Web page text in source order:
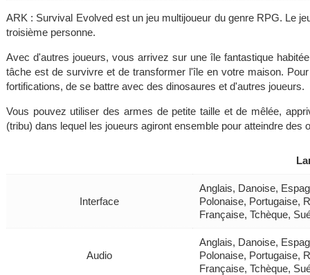
ARK : Survival Evolved est un jeu multijoueur du genre RPG. Le
troisième personne.
Avec d'autres joueurs, vous arrivez sur une île fantastique
tâche est de survivre et de transformer l'île en votre maison.
fortifications, de se battre avec des dinosaures et d'autres joueurs.
Vous pouvez utiliser des armes de petite taille et de mêlée,
(tribu) dans lequel les joueurs agiront ensemble pour atteindre des
Interface
Anglais, Danoise,
Polonaise, Portugaise,
Française, Tchèque,
Audio
Anglais, Danoise,
Polonaise, Portugaise,
Française, Tchèque,